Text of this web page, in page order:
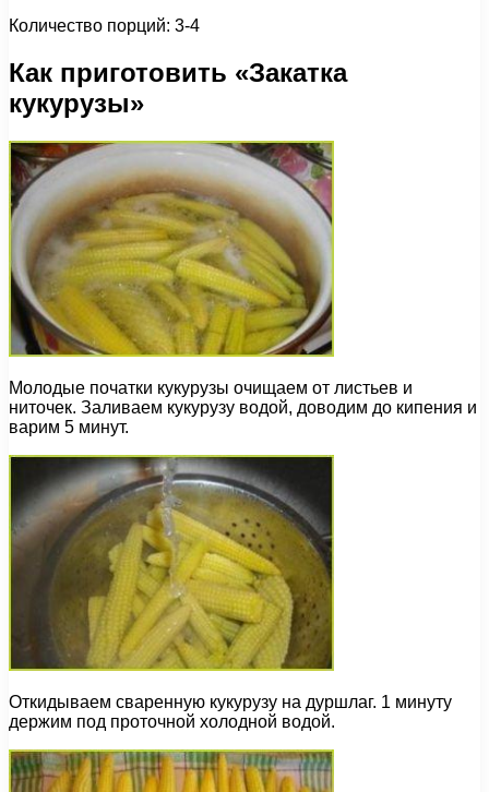
Количество порций: 3-4
Как приготовить «Закатка
кукурузы»
Молодые початки кукурузы очищаем от листьев и
ниточек. Заливаем кукурузу водой, доводим до кипения и
варим 5 минут.
Откидываем сваренную кукурузу на дуршлаг. 1 минуту
держим под проточной холодной водой.